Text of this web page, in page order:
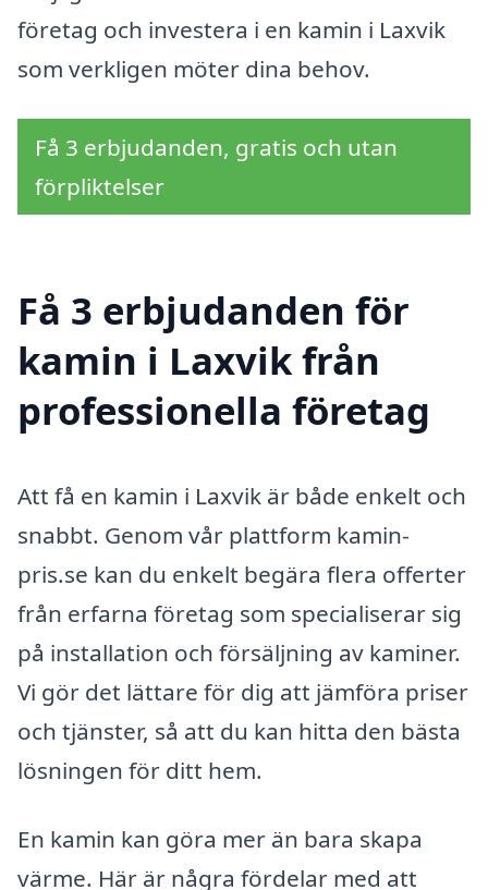
företag och investera i en kamin i Laxvik
som verkligen möter dina behov.
Få 3 erbjudanden, gratis och utan
förpliktelser
Få 3 erbjudanden för
kamin i Laxvik från
professionella företag
Att få en kamin i Laxvik är både enkelt och
snabbt. Genom vår plattform kamin-
pris.se kan du enkelt begära flera offerter
från erfarna företag som specialiserar sig
på installation och försäljning av kaminer.
Vi gör det lättare för dig att jämföra priser
och tjänster, så att du kan hitta den bästa
lösningen för ditt hem.
En kamin kan göra mer än bara skapa
värme. Här är några fördelar med att